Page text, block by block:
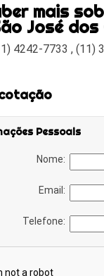
mais
José dos
4242-7733 , (11)
Pessoais
Nome:
Email:
Telefone: